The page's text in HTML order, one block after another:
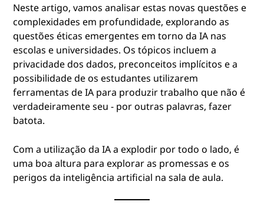
Neste artigo, vamos analisar estas novas questões e
complexidades em profundidade, explorando as
questões éticas emergentes em torno da IA nas
escolas e universidades. Os tópicos incluem a
privacidade dos dados, preconceitos implícitos e a
possibilidade de os estudantes utilizarem
ferramentas de IA para produzir trabalho que não é
verdadeiramente seu - por outras palavras, fazer
batota.
Com a utilização da IA a explodir por todo o lado, é
uma boa altura para explorar as promessas e os
perigos da inteligência artificial na sala de aula.